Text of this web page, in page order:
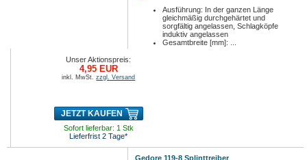
Ausführung: In der ganzen Länge
gleichmäßig durchgehärtet und
sorgfältig angelassen, Schlagköpfe
induktiv angelassen
Gesamtbreite [mm]: ...
Unser Aktionspreis:
4,95 EUR
inkl. MwSt.zzgl. Versand
JETZT KAUFEN
Sofort lieferbar: 1 Stk
Lieferfrist 2 Tage*
Gedore 119-8 Splinttreiber